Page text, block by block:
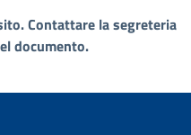
Contattare la segreteria
documento.